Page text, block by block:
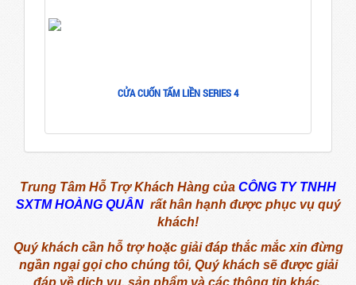
CỬA CUỐN TẤM LIỀN SERIES 4
Trung Tâm Hỗ Trợ Khách Hàng của CÔNG TY TNHH
SXTM HOÀNG QUÂN rất hân hạnh được phục vụ quý
khách!
Quý khách cần hỗ trợ hoặc giải đáp thắc mắc xin đừng
ngần ngại gọi cho chúng tôi, Quý khách sẽ được giải
đáp về dịch vụ, sản phẩm và các thông tin khác.